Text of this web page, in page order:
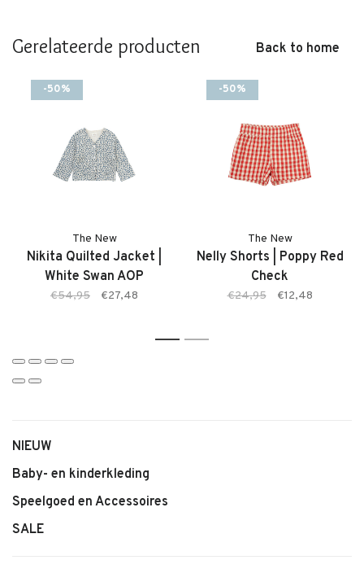
Gerelateerde producten Back to home
-50%
The New
Nikita Quilted Jacket |
White Swan AOP
€54,95 €27,48
-50%
The New
Nelly Shorts | Poppy Red
Check
€24,95 €12,48
1 2
NIEUW
Baby- en kinderkleding
Speelgoed en Accessoires
SALE